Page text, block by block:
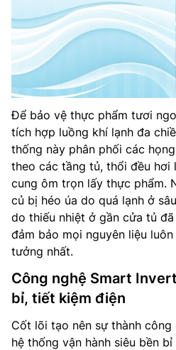
Để bảo vệ thực phẩm tươi
tích hợp luồng khí lạnh đa
thống này phân phối các
theo các tầng tủ, thổi đều hơi
cung ôm trọn lấy thực phẩm.
củ bị héo úa do quá lạnh ở
do thiếu nhiệt ở gần cửa tủ
đảm bảo mọi nguyên liệu
tưởng nhất.
Công nghệ Smart
bỉ, tiết kiệm điện
Cốt lõi tạo nên sự thành công
hệ thống vận hành siêu bền